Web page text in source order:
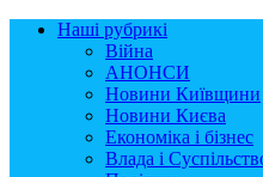
Наші рубрикі
Війна
АНОНСИ
Новини Київщини
Новини Києва
Економіка і бізнес
Влада і